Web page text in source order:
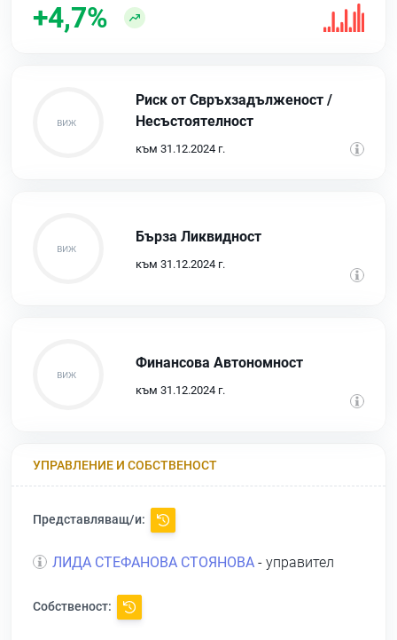
+4,7%
Риск от Свръхзадълженост /
Несъстоятелност
към 31.12.2024 г.
Бърза Ликвидност
към 31.12.2024 г.
Финансова Автономност
към 31.12.2024 г.
УПРАВЛЕНИЕ И СОБСТВЕНОСТ
Представляващ/и:
ЛИДА СТЕФАНОВА СТОЯНОВА - управител
Собственост: